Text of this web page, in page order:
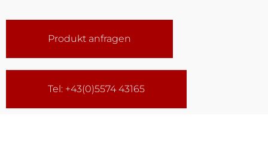
Produkt anfragen
Tel: +43(0)5574 43165